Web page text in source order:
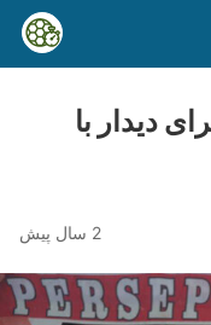
دیدار با
2 سال پیش